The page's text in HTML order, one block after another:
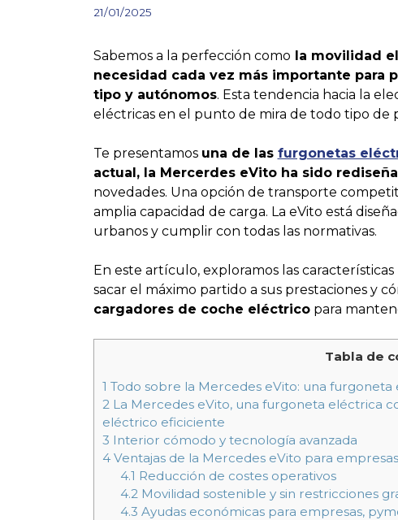
21/01/2025
Sabemos a la perfección como la movilidad
necesidad cada vez más importante para
tipo y autónomos. Esta tendencia hacia la
eléctricas en el punto de mira de todo tipo de
Te presentamos una de las furgonetas
actual, la Mercerdes eVito ha sido
novedades. Una opción de transporte
amplia capacidad de carga. La eVito está
urbanos y cumplir con todas las normativas.
En este artículo, exploramos las características
sacar el máximo partido a sus prestaciones y
cargadores de coche eléctricopara
Tabla de
1 Todo sobre la Mercedes eVito: una
2La Mercedes eVito, una furgoneta eléctrica
eléctrico eficiciente
3 Interior cómodo y tecnología avanzada
4Ventajas de la Mercedes eVito para empresas
4.1 Reducción de costes operativos
4.2 Movilidad sostenible y sin restricciones
4.3 Ayudas económicas para empresas,